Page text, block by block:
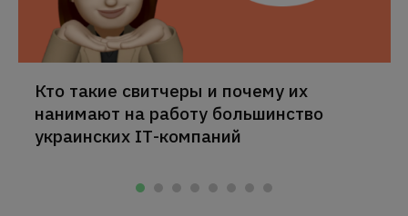
Кто такие свитчеры и почему их
нанимают на работу большинство
украинских ІТ-компаний